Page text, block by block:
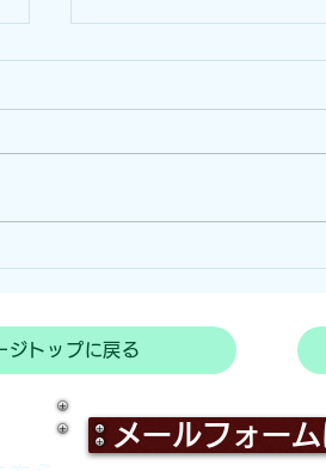
強風地域でのサルよけ
ジトップに戻る
メールフォー